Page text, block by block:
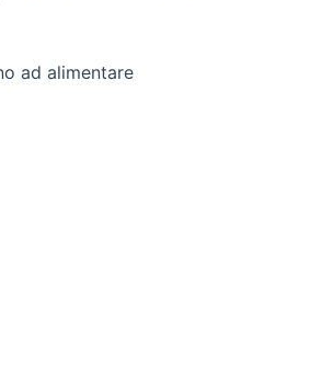
ad alimentare